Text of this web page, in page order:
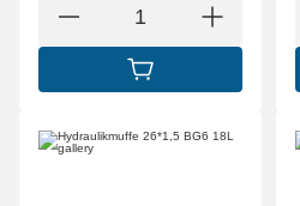
IN DEN WARENKORB